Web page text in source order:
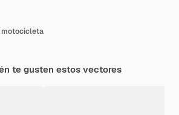
motocicleta
te gusten estos vectores